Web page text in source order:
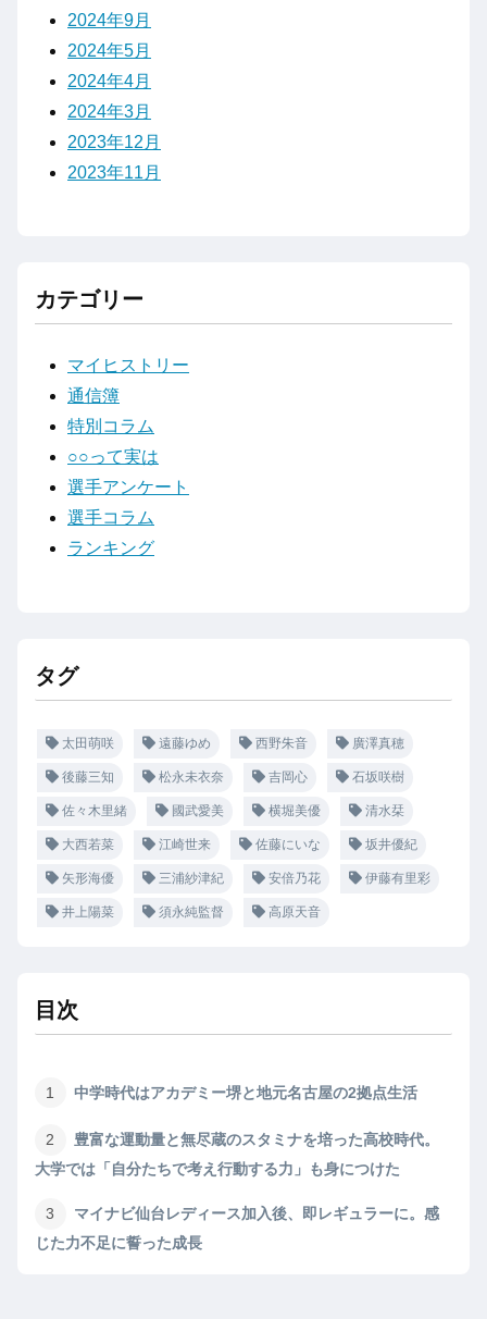
2024年9月
2024年5月
2024年4月
2024年3月
2023年12月
2023年11月
カテゴリー
マイヒストリー
通信簿
特別コラム
○○って実は
選手アンケート
選手コラム
ランキング
タグ
太田萌咲 遠藤ゆめ 西野朱音 廣澤真穂
後藤三知 松永未衣奈 吉岡心 石坂咲樹
佐々木里緒 國武愛美 横堀美優 清水栞
大西若菜 江崎世来 佐藤にいな 坂井優紀
矢形海優 三浦紗津紀 安倍乃花 伊藤有里彩
井上陽菜 須永純監督 高原天音
目次
中学時代はアカデミー堺と地元名古屋の2拠点生活
豊富な運動量と無尽蔵のスタミナを培った高校時代。
大学では「自分たちで考え行動する力」も身につけた
マイナビ仙台レディース加入後、即レギュラーに。感
じた力不足に誓った成長